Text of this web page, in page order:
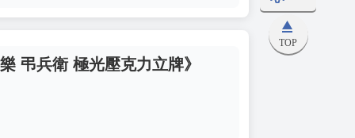
TOP
弔兵衛 極光壓克力立牌》